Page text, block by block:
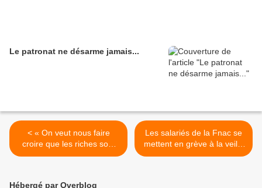
Le patronat ne désarme jamais...
< « On veut nous faire
croire que les riches sont
riches parce qu’ils sont
Les salariés de la Fnac se
mettent en grève à la veille
de Noël >
Hébergé par Overblog